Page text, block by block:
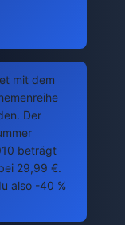
mit dem
Der
beträgt
29,99 €.
also -40 %